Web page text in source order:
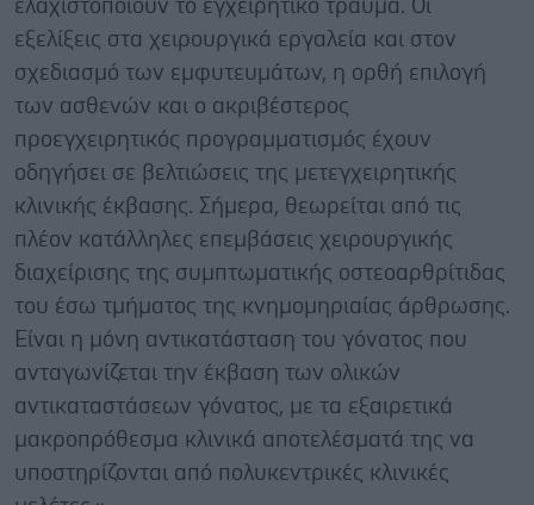
ελαχιστοποιούν το εγχειρητικό τραύμα. Οι
εξελίξεις στα χειρουργικά εργαλεία και στον
σχεδιασμό των εμφυτευμάτων, η ορθή επιλογή
των ασθενών και ο ακριβέστερος
προεγχειρητικός προγραμματισμός έχουν
οδηγήσει σε βελτιώσεις της μετεγχειρητικής
κλινικής έκβασης. Σήμερα, θεωρείται από τις
πλέον κατάλληλες επεμβάσεις χειρουργικής
διαχείρισης της συμπτωματικής οστεοαρθρίτιδας
του έσω τμήματος της κνημομηριαίας άρθρωσης.
Είναι η μόνη αντικατάσταση του γόνατος που
ανταγωνίζεται την έκβαση των ολικών
αντικαταστάσεων γόνατος, με τα εξαιρετικά
μακροπρόθεσμα κλινικά αποτελέσματά της να
υποστηρίζονται από πολυκεντρικές κλινικές